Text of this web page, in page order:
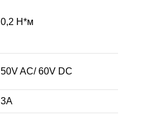
0,2 Н*м
50V AC/ 60V DC
3А